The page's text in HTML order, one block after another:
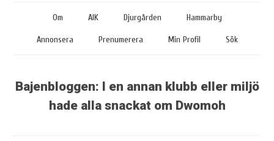
Om AIK Djurgården Hammarby
Annonsera Prenumerera Min Profil Sök
Bajenbloggen: I en annan klubb eller miljö
hade alla snackat om Dwomoh